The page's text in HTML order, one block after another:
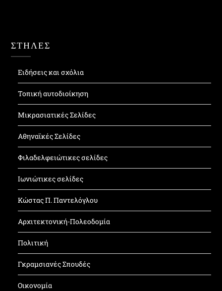
ΣΤΗΛΕΣ
Ειδήσεις και σχόλια
Τοπική αυτοδιοίκηση
Μικρασιατικές Σελίδες
Αθηναϊκές Σελίδες
Φιλαδελφειώτικες σελίδες
Ιωνιώτικες σελίδες
Κώστας Π. Παντελόγλου
Αρχιτεκτονική-Πολεοδομία
Πολιτική
Γκραμσιανές Σπουδές
Οικονομία